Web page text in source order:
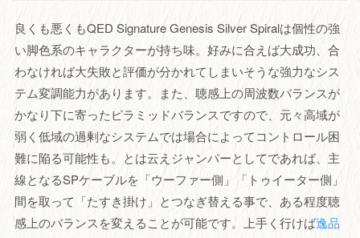
良くも悪くもQED Signature Genesis Silver Spiralは個性の強
い脚色系のキャラクターが持ち味。好みに合えば大成功、合
わなければ大失敗と評価が分かれてしまいそうな強力なシス
テム変調能力があります。また、聴感上の周波数バランスが
かなり下に寄ったピラミッドバランスですので、元々高域が
弱く低域の過剰なシステムでは場合によってコントロール困
難に陥る可能性も。とは云えジャンパーとしてであれば、主
線となるSPケーブルを「ウーファー側」「トゥイーター側」
間を取って「たすき掛け」とつなぎ替える事で、ある程度聴
感上のバランスを変えることが可能です。上手く行けば逸品